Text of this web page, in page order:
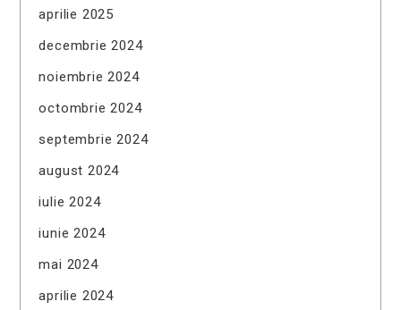
aprilie 2025
decembrie 2024
noiembrie 2024
octombrie 2024
septembrie 2024
august 2024
iulie 2024
iunie 2024
mai 2024
aprilie 2024